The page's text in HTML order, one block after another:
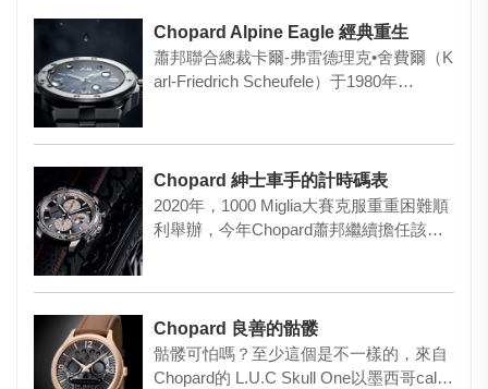
Chopard Alpine Eagle 經典重生
蕭邦聯合總裁卡爾-弗雷德理克•舍費爾（K
arl-Friedrich Scheufele）于1980年…
Chopard 紳士車手的計時碼表
2020年，1000 Miglia大賽克服重重困難順
利舉辦，今年Chopard蕭邦繼續擔任該賽
Chopard 良善的骷髅
骷髅可怕嗎？至少這個是不一樣的，來自
Chopard的 L.U.C Skull One以墨西哥cal